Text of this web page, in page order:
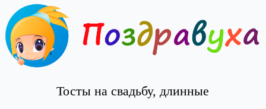
Тосты на свадьбу, длинные